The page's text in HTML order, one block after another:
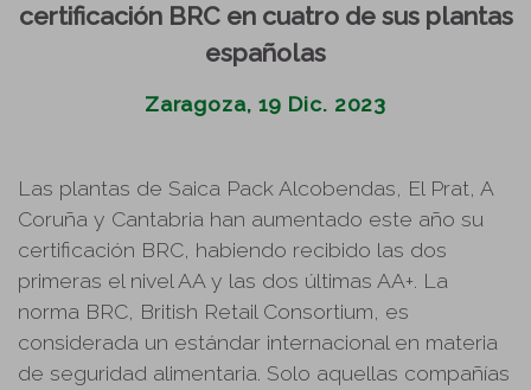
certificación BRC en cuatro de sus plantas
españolas
Zaragoza, 19 Dic. 2023
Las plantas de Saica Pack Alcobendas, El Prat, A
Coruña y Cantabria han aumentado este año su
certificación BRC, habiendo recibido las dos
primeras el nivel AA y las dos últimas AA+. La
norma BRC, British Retail Consortium, es
considerada un estándar internacional en materia
de seguridad alimentaria. Solo aquellas compañías